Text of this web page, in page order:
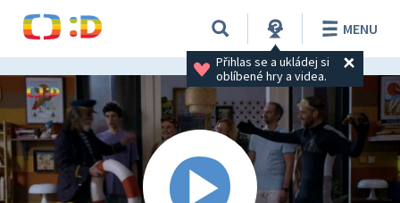
Přihlas se a ukládej si
oblíbené hry a videa.
MENU